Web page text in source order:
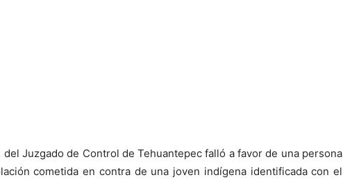
del Juzgado de Control de Tehuantepec falló a favor de una persona
cometida en contra de una joven indígena identificada con el